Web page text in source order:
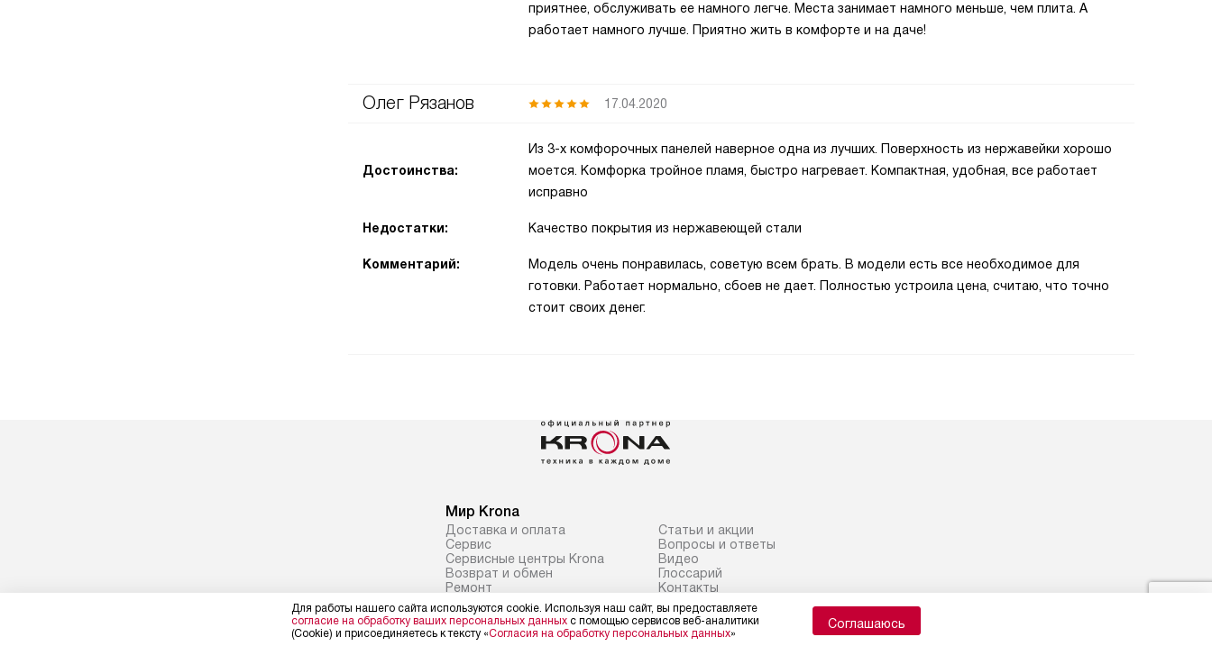
приятнее, обслуживать ее намного легче. Места занимает намного меньше, чем плита. А
работает намного лучше. Приятно жить в комфорте и на даче!
Олег Рязанов 17.04.2020
Достоинства:
Из 3-х комфорочных панелей наверное одна из лучших. Поверхность из нержавейки хорошо
моется. Комфорка тройное пламя, быстро нагревает. Компактная, удобная, все работает
исправно
Недостатки: Качество покрытия из нержавеющей стали
Комментарий:
Модель очень понравилась, советую всем брать. В модели есть все необходимое для
готовки. Работает нормально, сбоев не дает. Полностью устроила цена, считаю, что точно
стоит своих денег.
Мир Krona
Доставка и оплата
Сервис
Сервисные центры Krona
Возврат и обмен
Ремонт
Подборщик вытяжек
Статьи и акции
Вопросы и ответы
Видео
Глоссарий
Контакты
Политика конфиденциальности Условия продажи Карта сайта
Для работы нашего сайта используются cookie. Используя наш сайт, вы предоставляете
согласие на обработку ваших персональных данных с помощью сервисов веб-аналитики
(Cookie) и присоединяетесь к тексту «Согласия на обработку персональных данных»
Соглашаюсь